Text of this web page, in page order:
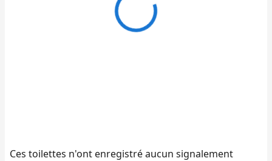
Ces toilettes n'ont enregistré aucun signalement